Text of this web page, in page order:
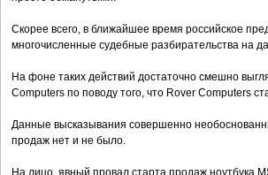
Скорее всего, в ближайшее время российское
многочисленные судебные разбирательства на
На фоне таких действий достаточно смешно
Computers по поводу того, что Rover Computers
Данные высказывания совершенно
продаж нет и не было.
На лицо, явный провал старта продаж ноутбука